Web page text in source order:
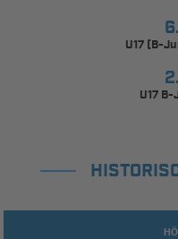
U17 (B-
U17 B-